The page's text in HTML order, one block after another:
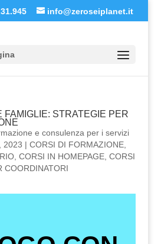
info@zeroseiplanet.it
FAMIGLIE: STRATEGIE PER
e consulenza per i servizi
2023 | CORSI DI FORMAZIONE,
, CORSI IN HOMEPAGE, CORSI
COORDINATORI